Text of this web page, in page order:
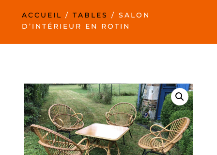
ACCUEIL / TABLES
/ SALON
D’INTÉRIEUR EN ROTIN